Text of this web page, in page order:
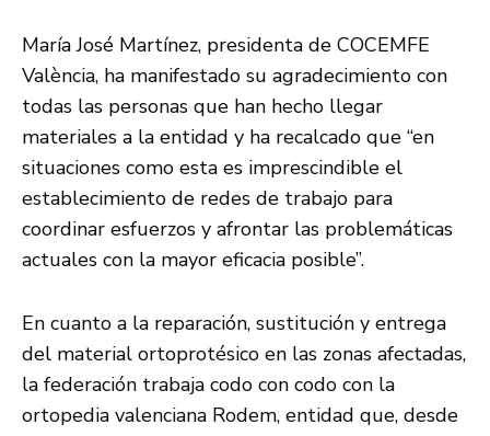
María José Martínez, presidenta de COCEMFE
València, ha manifestado su agradecimiento con
todas las personas que han hecho llegar
materiales a la entidad y ha recalcado que “en
situaciones como esta es imprescindible el
establecimiento de redes de trabajo para
coordinar esfuerzos y afrontar las problemáticas
actuales con la mayor eficacia posible”.
En cuanto a la reparación, sustitución y entrega
del material ortoprotésico en las zonas afectadas,
la federación trabaja codo con codo con la
ortopedia valenciana Rodem, entidad que, desde